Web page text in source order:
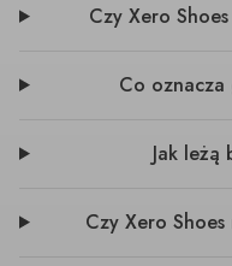
Czy Xero
Co
Jak leżą
Czy Xero